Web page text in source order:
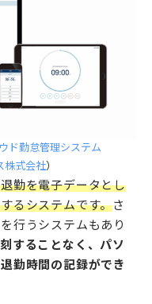
ド勤怠管理システム
株式会社）
勤を電子データとし
るシステムです。さ
行うシステムもあり
することなく、パソ
勤時間の記録ができ